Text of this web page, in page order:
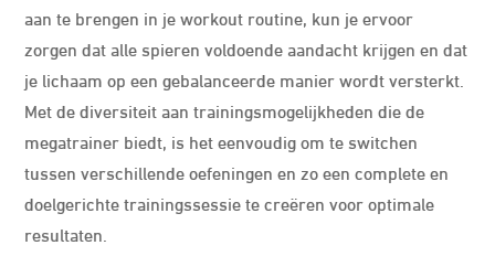
aan te brengen in je workout routine, kun je ervoor
zorgen dat alle spieren voldoende aandacht krijgen en dat
je lichaam op een gebalanceerde manier wordt versterkt.
Met de diversiteit aan trainingsmogelijkheden die de
megatrainer biedt, is het eenvoudig om te switchen
tussen verschillende oefeningen en zo een complete en
doelgerichte trainingssessie te creëren voor optimale
resultaten.